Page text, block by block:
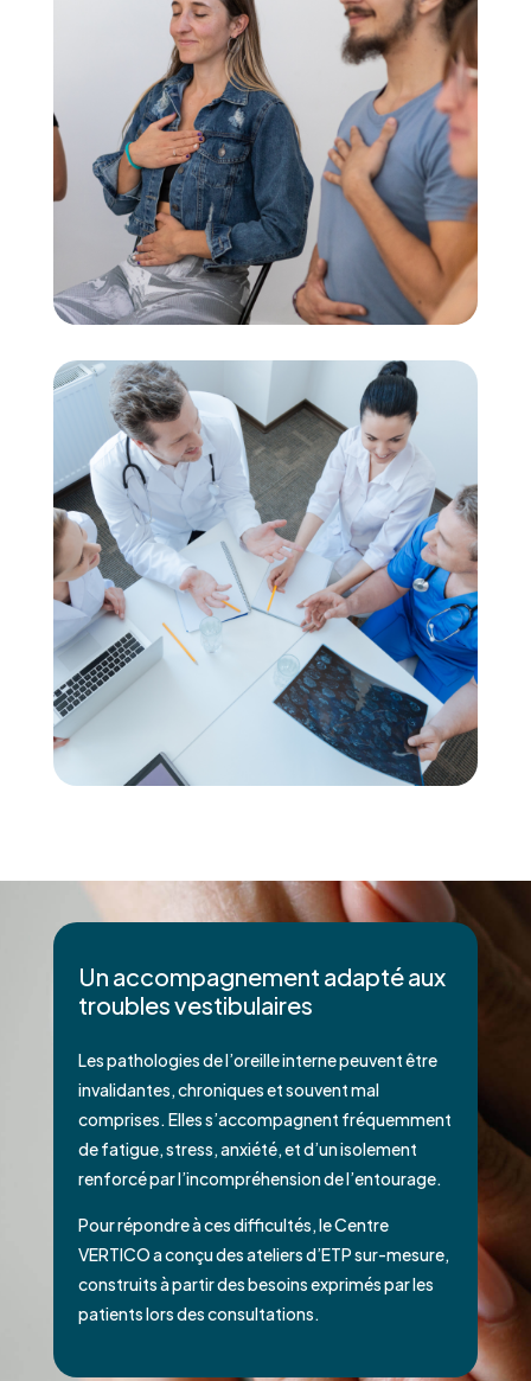
Un accompagnement adapté aux
troubles vestibulaires
Les pathologies de l’oreille interne peuvent être
invalidantes, chroniques et souvent mal
comprises. Elles s’accompagnent fréquemment
de fatigue, stress, anxiété, et d’un isolement
renforcé par l’incompréhension de l’entourage.
Pour répondre à ces difficultés, le Centre
VERTICO a conçu des ateliers d’ETP sur-mesure,
construits à partir des besoins exprimés par les
patients lors des consultations.